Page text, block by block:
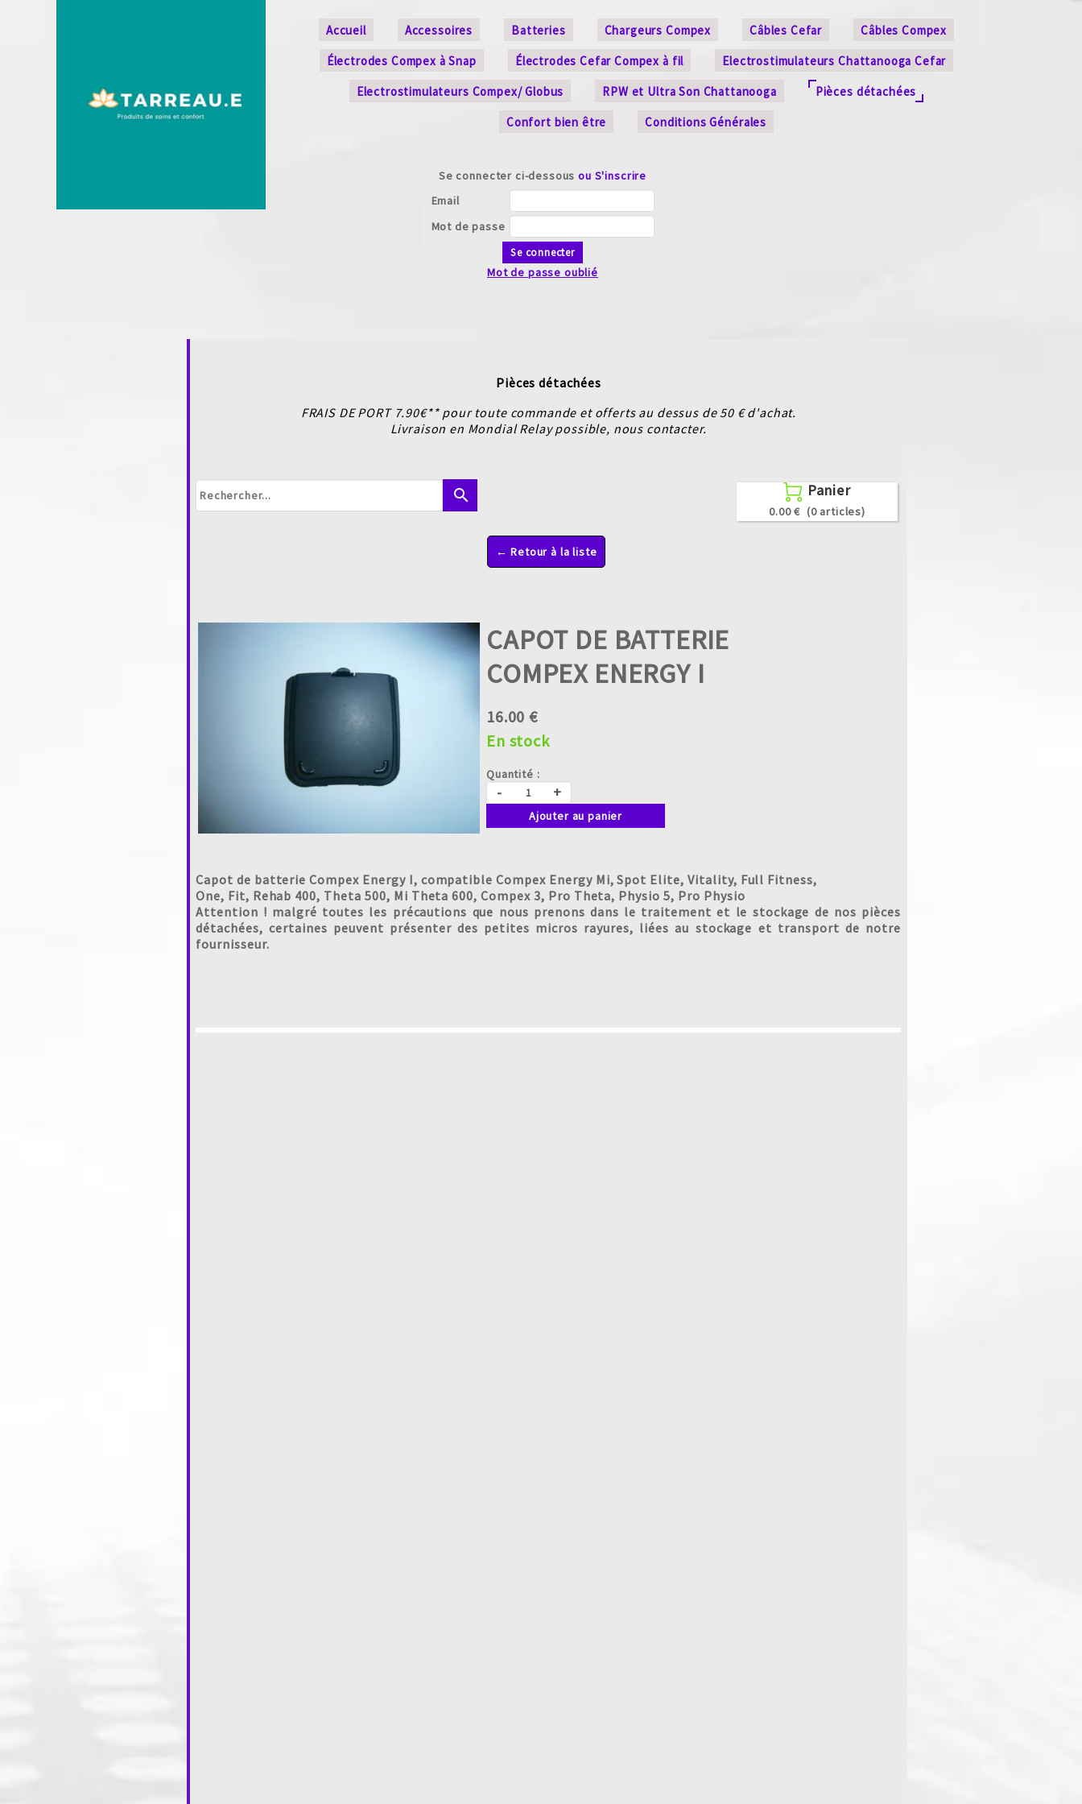
Accueil Accessoires Batteries Chargeurs Compex Câbles Cefar
Câbles Compex
Électrodes Compex à Snap
Électrodes Cefar Compex à fil
Electrostimulateurs Chattanooga Cefar
Electrostimulateurs Compex/ Globus
RPW et Ultra Son Chattanooga
Pièces détachées
Confort bien être
Conditions Générales
Se connecter ci-dessousou S'inscrire
Email
Mot de passe
Se connecter
Mot de passe oublié
Pièces détachées
FRAIS DE PORT 7.90€** pour toute commande et offerts au dessus de 50 € d'achat.
Livraison en Mondial Relay possible, nous contacter.
search  Panier
0.00 € (0 articles)
← Retour à la liste
CAPOT DE BATTERIE
COMPEX ENERGY I
16.00 €
En stock
Quantité :
- +
Ajouter au panier
Capot de batterie Compex Energy I, compatible Compex Energy Mi, Spot Elite, Vitality, Full Fitness,
One, Fit, Rehab 400, Theta 500, Mi Theta 600, Compex 3, Pro Theta, Physio 5, Pro Physio
Attention ! malgré toutes les précautions que nous prenons dans le traitement et le stockage de nos pièces
détachées, certaines peuvent présenter des petites micros rayures, liées au stockage et transport de notre
fournisseur.